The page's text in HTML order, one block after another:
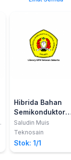
Hibrida Bahan
Semikonduktor-
Superkonduktor
Saludin Muis
Teknosain
Stok: 1/1